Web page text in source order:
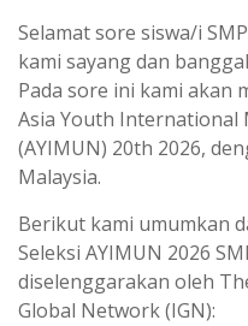
Selamat sore siswa/i
kami sayang dan
Pada sore ini kami akan
Asia Youth International
(AYIMUN) 20th 2026,
Malaysia.
Berikut kami umumkan
Seleksi AYIMUN 2026
diselenggarakan oleh
Global Network (IGN):